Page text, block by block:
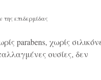
επιδερμίδας
parabens, χωρίς
ουσίες, δεν